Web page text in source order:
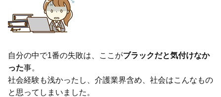
自分の中で1番の失敗は、ここがブラックだと気付けなか
った事。
社会経験も浅かったし、介護業界含め、社会はこんなもの
と思ってしまいました。